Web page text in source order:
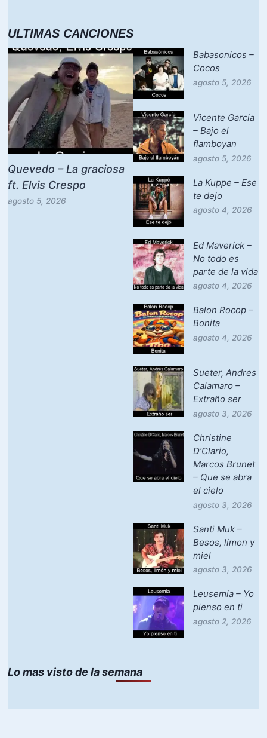
ULTIMAS CANCIONES
Quevedo – La graciosa
ft. Elvis Crespo
agosto 5, 2026
Babasonicos –
Cocos
agosto 5, 2026
Vicente Garcia
– Bajo el
flamboyan
agosto 5, 2026
La Kuppe – Ese
te dejo
agosto 4, 2026
Ed Maverick –
No todo es
parte de la vida
agosto 4, 2026
Balon Rocop –
Bonita
agosto 4, 2026
Sueter, Andres
Calamaro –
Extraño ser
agosto 3, 2026
Christine
D’Clario,
Marcos Brunet
– Que se abra
el cielo
agosto 3, 2026
Santi Muk –
Besos, limon y
miel
agosto 3, 2026
Leusemia – Yo
pienso en ti
agosto 2, 2026
Lo mas visto de la semana